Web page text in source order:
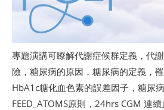
專題演講可瞭解代謝症候群定義，代
險，糖尿病的原因，糖尿病的定義，
HbA1c糖化血色素的誤差因子，糖尿
FEED_ATOMS原則，24hrs CGM 連